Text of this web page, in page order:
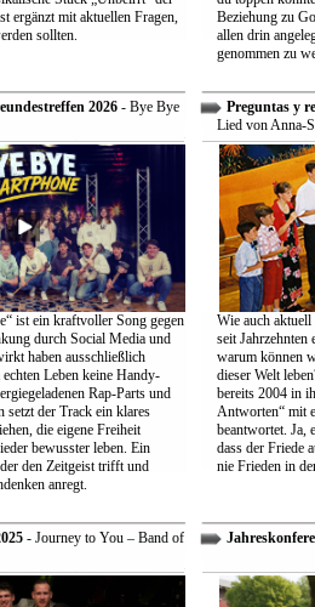
ergänzt mit aktuellen Fragen,
sollten.
Beziehung zu
allen drin
genommen zu
2026- Bye Bye
ist ein kraftvoller Song gegen
durch Social Media und
haben ausschließlich
Leben keine Handy-
Rap-Parts und
setzt der Track ein klares
die eigene Freiheit
bewusster leben. Ein
den Zeitgeist trifft und
anregt.
Preguntas y
Lied von Anna-
Wie auch
seit Jahrzehnten
warum können
dieser Welt
bereits 2004 in
Antworten“ mit
beantwortet. Ja,
dass der Friede
nie Frieden in
- Journey to You – Band of